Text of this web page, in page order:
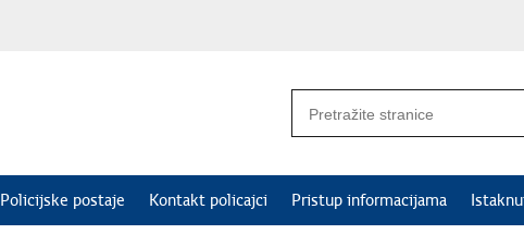
Policijske postaje Kontakt policajci Pristup informacijama